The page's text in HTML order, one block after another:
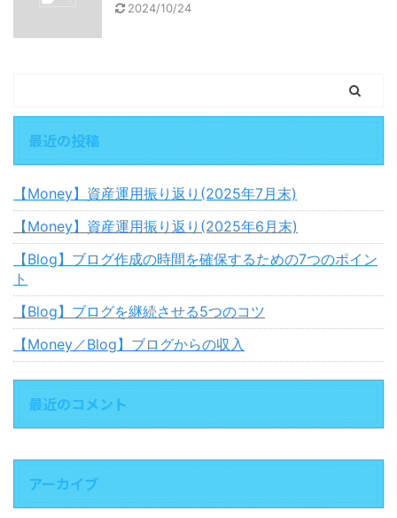
2024/10/24
最近の投稿
【Money】資産運用振り返り(2025年7月末)
【Money】資産運用振り返り(2025年6月末)
【Blog】ブログ作成の時間を確保するための7つのポイン
ト
【Blog】ブログを継続させる5つのコツ
【Money／Blog】ブログからの収入
最近のコメント
アーカイブ